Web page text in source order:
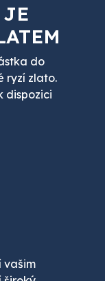
JE
do
ryzí zlato.
dispozici
vašim